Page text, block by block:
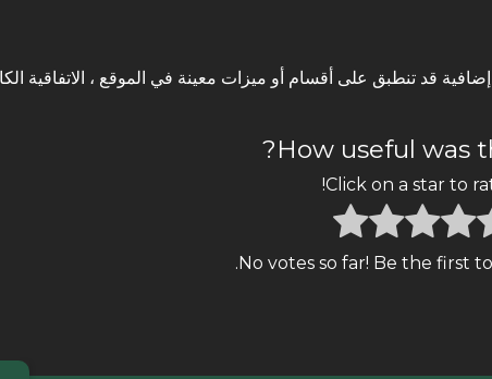
تنطبق على أقسام أو ميزات معينة في الموقع ، الاتفاقية
How useful was
Click on a star to
No votes so far! Be the first